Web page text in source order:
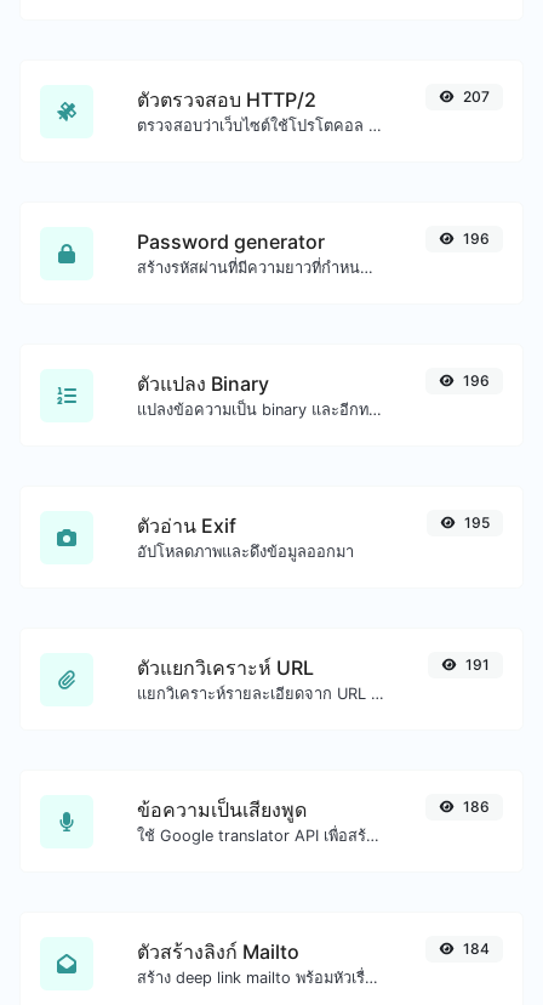
ตัวตรวจสอบ HTTP/2
ตรวจสอบว่าเว็บไซต์ใช้โปรโตคอล HTTP/2 ใหม่หรือไม่
207
Password generator
สร้างรหัสผ่านที่มีความยาวที่กำหนดเองและการตั้งค่าที่กำหนดเอง
196
ตัวแปลง Binary
แปลงข้อความเป็น binary และอีกทางหนึ่งสำหรับอินพุตสตริงใดๆ
196
ตัวอ่าน Exif
อัปโหลดภาพและดึงข้อมูลออกมา
195
ตัวแยกวิเคราะห์ URL
แยกวิเคราะห์รายละเอียดจาก URL ใดๆ
191
ข้อความเป็นเสียงพูด
ใช้ Google translator API เพื่อสร้างเสียงข้อความเป็นเสียงพูด
186
ตัวสร้างลิงก์ Mailto
สร้าง deep link mailto พร้อมหัวเรื่อง เนื้อหา สำเนาถึง สำเนาลับ และรับโค้ด HTML ด้วย
184